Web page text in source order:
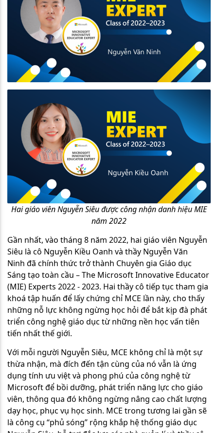
Hai giáo viên Nguyễn Siêu được công nhận danh hiệu MIE
năm 2022
Gần nhất, vào tháng 8 năm 2022, hai giáo viên Nguyễn
Siêu là cô Nguyễn Kiều Oanh và thầy Nguyễn Văn
Ninh đã chính thức trở thành Chuyên gia Giáo dục
Sáng tạo toàn cầu – The Microsoft Innovative Educator
(MIE) Experts 2022 - 2023. Hai thầy cô tiếp tục tham gia
khoá tập huấn để lấy chứng chỉ MCE lần này, cho thấy
những nỗ lực không ngừng học hỏi để bắt kịp đà phát
triển công nghệ giáo dục từ những nền học vấn tiên
tiến nhất thế giới.
Với mỗi người Nguyễn Siêu, MCE không chỉ là một sự
thừa nhận, mà đích đến tận cùng của nó vẫn là ứng
dụng tính ưu việt và phong phú của công nghệ từ
Microsoft để bồi dưỡng, phát triển năng lực cho giáo
viên, thông qua đó không ngừng nâng cao chất lượng
dạy học, phục vụ học sinh. MCE trong tương lai gần sẽ
là công cụ “phủ sóng” rộng khắp hệ thống giáo dục